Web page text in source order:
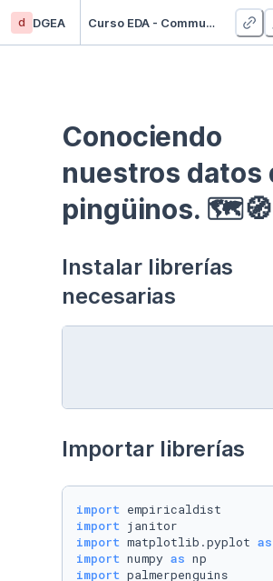
d DGEA Curso EDA - Communication - Duplicate
Conociendo
nuestros datos
pingüinos.
Instalar librerías
necesarias
Importar librerías
import
import
import matplotlib.pyplot as
import numpy as
import